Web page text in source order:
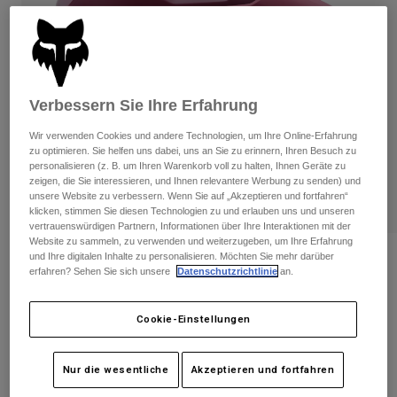
Hosen
Handschuhe
Protektoren
Brillen
Zubehör
Hosen
Handschuhe
Jacken
Protektoren
Brillen
Socken
Taschen & Zubehör
Spare parts
Hemden
Alle anzeigen
Damen
T-Shirts & Tops
Hoodies und Pullover
Jacken
Hosen
Shirts
Alle anzeigen
Guards
Brillen
Socken
Alle anzeigen
Moto
Helme
Jerseys
Hosen
Handschuhe
Bewertungen
Helm Speedframe
Artikelnr.31148
Price reduced from
€ 134,99 to€ 80,99 40% OFF
Verbessern Sie Ihre Erfahrung
Wir verwenden Cookies und andere Technologien, um Ihre Online-Erfahrung
zu optimieren. Sie helfen uns dabei, uns an Sie zu erinnern, Ihren Besuch zu
personalisieren (z. B. um Ihren Warenkorb voll zu halten, Ihnen Geräte zu
zeigen, die Sie interessieren, und Ihnen relevantere Werbung zu senden) und
unsere Website zu verbessern. Wenn Sie auf „Akzeptieren und fortfahren“
klicken, stimmen Sie diesen Technologien zu und erlauben uns und unseren
vertrauenswürdigen Partnern, Informationen über Ihre Interaktionen mit der
Website zu sammeln, zu verwenden und weiterzugeben, um Ihre Erfahrung
und Ihre digitalen Inhalte zu personalisieren. Möchten Sie mehr darüber
erfahren? Sehen Sie sich unsere
Datenschutzrichtlinie an.
Cookie-Einstellungen
Nur die wesentliche Akzeptieren und fortfahren